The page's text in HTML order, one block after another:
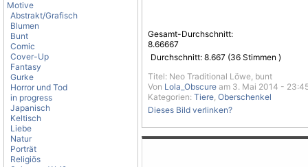
Motive
Abstrakt/Grafisch
Blumen
Bunt
Comic
Cover-Up
Fantasy
Gurke
Horror und Tod
in progress
Japanisch
Keltisch
Liebe
Natur
Porträt
Religiös
Gesamt-Durchschnitt:
8.66667
Durchschnitt: 8.667 (36 Stimmen )
Titel: Neo Traditional Löwe, bunt
Von Lola_Obscure am 3. Mai 2014 -
Kategorien: Tiere, Oberschenkel
Dieses Bild verlinken?